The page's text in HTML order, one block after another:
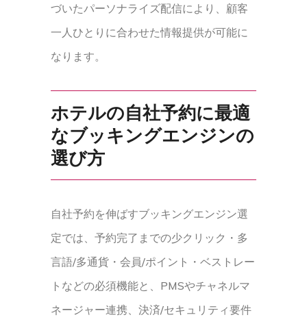
づいたパーソナライズ配信により、顧客
一人ひとりに合わせた情報提供が可能に
なります。
ホテルの自社予約に最適
なブッキングエンジンの
選び方
自社予約を伸ばすブッキングエンジン選
定では、予約完了までの少クリック・多
言語/多通貨・会員/ポイント・ベストレー
トなどの必須機能と、PMSやチャネルマ
ネージャー連携、決済/セキュリティ要件